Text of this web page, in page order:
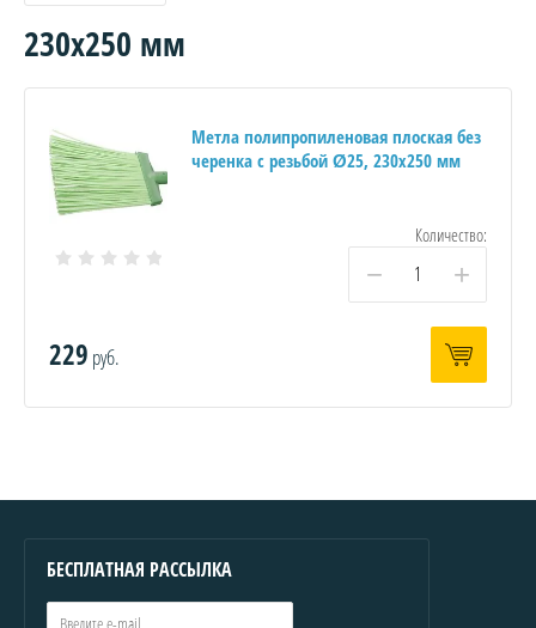
230х250 мм
Метла полипропиленовая плоская без
черенка с резьбой Ø25, 230х250 мм
Количество:
− +
229 руб.
БЕСПЛАТНАЯ РАССЫЛКА